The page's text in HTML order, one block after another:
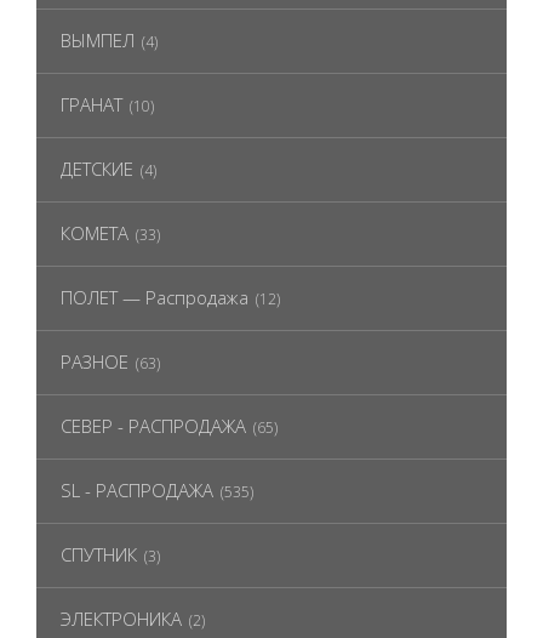
ВЫМПЕЛ (4)
ГРАНАТ (10)
ДЕТСКИЕ (4)
КОМЕТА (33)
ПОЛЕТ — Распродажа (12)
РАЗНОЕ (63)
СЕВЕР - РАСПРОДАЖА (65)
SL - РАСПРОДАЖА (535)
СПУТНИК (3)
ЭЛЕКТРОНИКА (2)